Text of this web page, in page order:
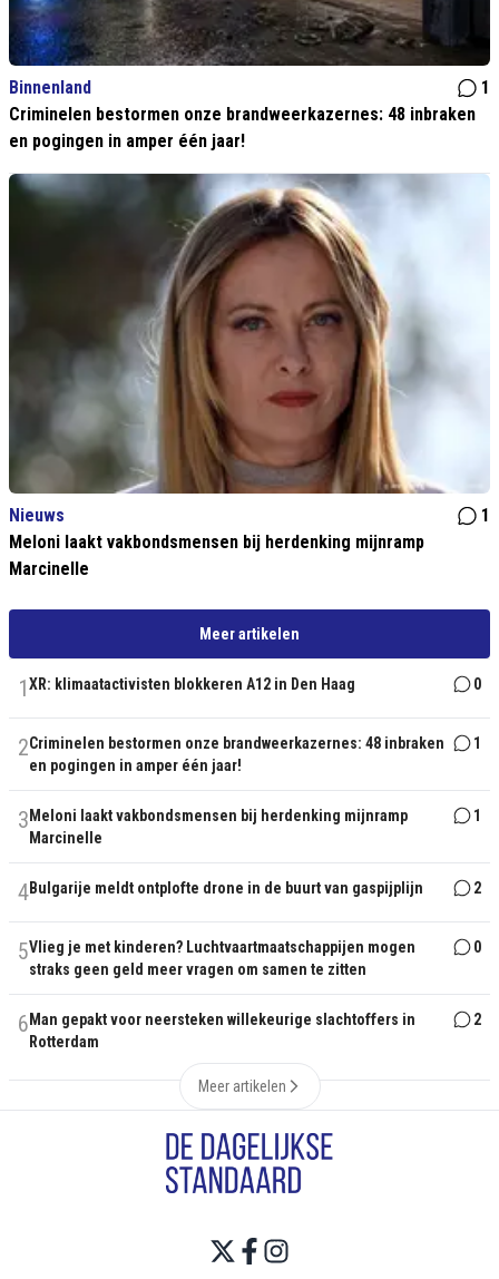
Binnenland
1
Criminelen bestormen onze brandweerkazernes: 48 inbraken
en pogingen in amper één jaar!
Nieuws
1
Meloni laakt vakbondsmensen bij herdenking mijnramp
Marcinelle
Meer artikelen
1XR: klimaatactivisten blokkeren A12 in Den Haag 0
2Criminelen bestormen onze brandweerkazernes: 48 inbraken
en pogingen in amper één jaar!
1
3 Meloni laakt vakbondsmensen bij herdenking mijnramp
Marcinelle
1
4Bulgarije meldt ontplofte drone in de buurt van gaspijplijn 2
5Vlieg je met kinderen? Luchtvaartmaatschappijen mogen
straks geen geld meer vragen om samen te zitten
0
6 Man gepakt voor neersteken willekeurige slachtoffers in
Rotterdam
2
Meer artikelen